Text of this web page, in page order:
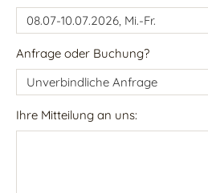
Anfrage oder Buchung?
Ihre Mitteilung an uns: